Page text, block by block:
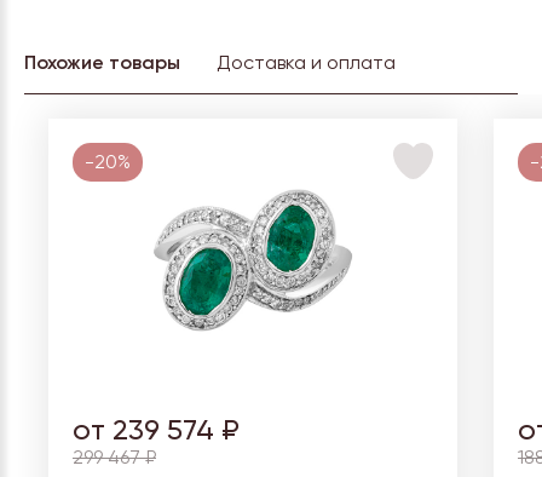
Похожие товары Доставка и оплата
-20%
от 239 574 ₽
299 467 ₽
-